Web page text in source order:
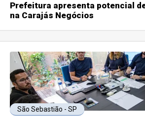
Prefeitura apresenta potencial
na Carajás Negócios
São Sebastião - SP